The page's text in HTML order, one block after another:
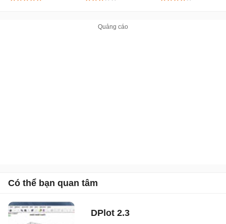
Có thể bạn quan tâm
DPlot 2.3